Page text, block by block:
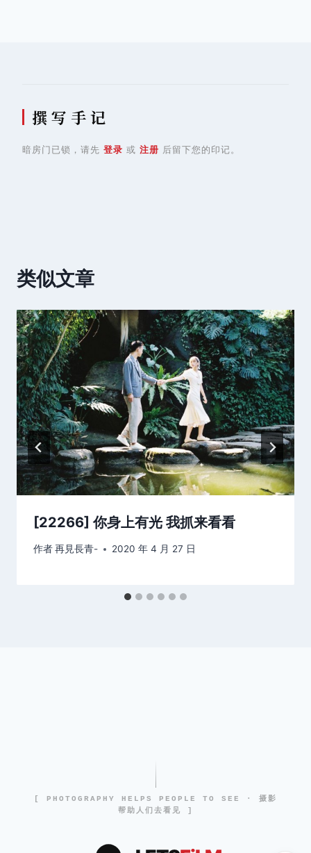
撰 写 手 记
暗房门已锁，请先 登录 或 注册 后留下您的印记。
类似文章
[22266] 你身上有光 我抓来看看
作者再見長青- 2020 年 4 月 27 日
[ PHOTOGRAPHY HELPS PEOPLE TO SEE · 摄影
帮助人们去看见 ]